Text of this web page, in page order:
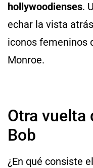
hollywoodienses.
echar la vista
iconos femeninos
Monroe.
Otra vuelta
Bob
¿En qué consiste